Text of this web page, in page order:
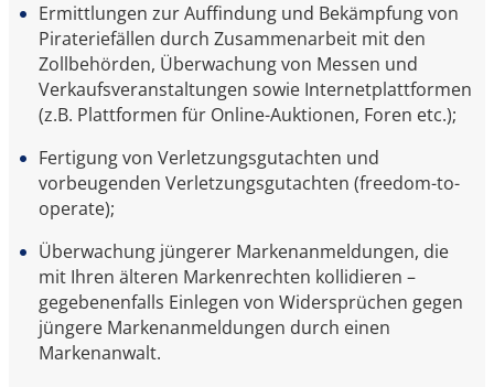
Ermittlungen zur Auffindung und Bekämpfung von
Pirateriefällen durch Zusammenarbeit mit den
Zollbehörden, Überwachung von Messen und
Verkaufsveranstaltungen sowie Internetplattformen
(z.B. Plattformen für Online-Auktionen, Foren etc.);
Fertigung von Verletzungsgutachten und
vorbeugenden Verletzungsgutachten (freedom-to-
operate);
Überwachung jüngerer Markenanmeldungen, die
mit Ihren älteren Markenrechten kollidieren –
gegebenenfalls Einlegen von Widersprüchen gegen
jüngere Markenanmeldungen durch einen
Markenanwalt.